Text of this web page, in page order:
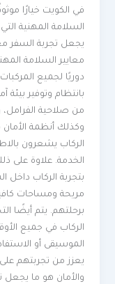
في الكويت خيارًا
السلامة المهنية التي
يجعل تجربة السفر
معايير السلامة
دوريًا لجميع المركبات.
بانتظام وتوفير بيئة
من صلاحية الفرامل،
وكذلك أنظمة الأمان
الركاب يشعرون
الخدمة. علاوة على
بتجربة الركاب داخل
مريحة ومساحات كافية
برحلتهم. يتم أيضًا
الركاب في جميع
الموسيقى أو
يعزز من تجربتهم على
والأمان هو ما يجعل